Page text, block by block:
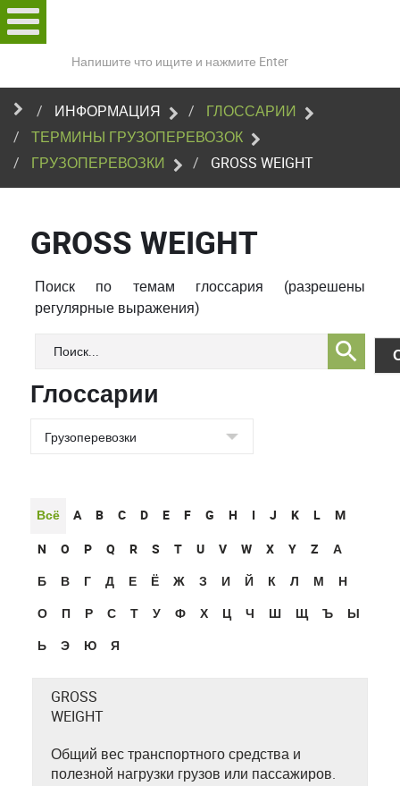
сайту
ИНФОРМАЦИЯ
ГЛОССАРИИ
ТЕРМИНЫ ГРУЗОПЕРЕВОЗОК
ГРУЗОПЕРЕВОЗКИ
GROSS WEIGHT
GROSS WEIGHT
Поиск по темам глоссария (разрешены
регулярные выражения)
Глоссарии
Всё A B C D E F G H I J K L
M
N
O P Q R S T U V W X Y Z
А
Б
В Г Д Е Ё Ж З И Й К Л М
Н
О
П Р С Т У Ф Х Ц Ч Ш Щ Ъ
Ы
Ь
Э Ю Я
GROSS
WEIGHT
Общий вес транспортного средства и
полезной нагрузки грузов или пассажиров.